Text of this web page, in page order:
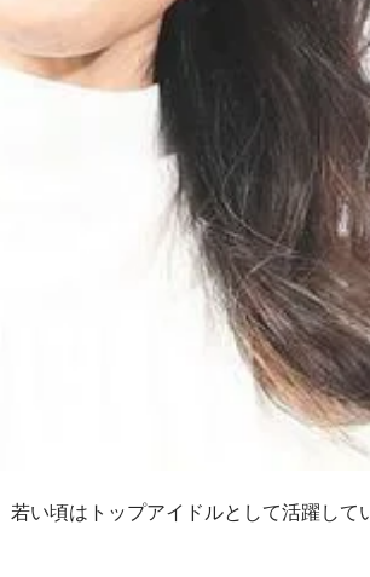
い頃はトップアイドルとして活躍して